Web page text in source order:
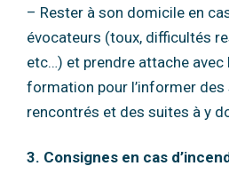
– Rester à son domicile en
évocateurs (toux, difficultés
etc…) et prendre attache avec
formation pour l’informer des
rencontrés et des suites à y
3. Consignes en cas